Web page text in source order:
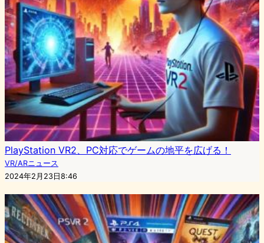
PlayStation VR2、PC対応でゲームの地平を広げる！
VR/ARニュース
2024年2月23日8:46